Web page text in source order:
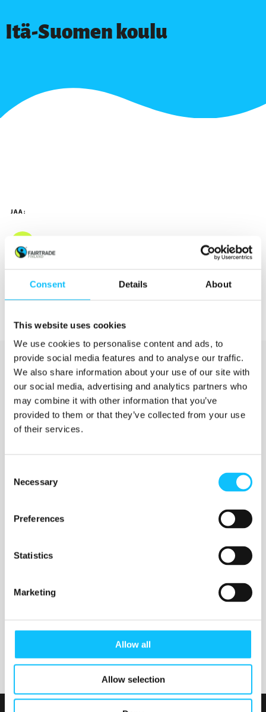
Consent Details About
This website uses cookies
We use cookies to personalise content and ads, to
provide social media features and to analyse our traffic.
We also share information about your use of our site with
our social media, advertising and analytics partners who
may combine it with other information that you’ve
provided to them or that they’ve collected from your use
of their services.
Selection
Necessary
Preferences
Statistics
Marketing
Allow all
Allow selection
Itä-Suomen koulu
JAA:
Katso myös
Jyväskylän ammattikorkeakoulu
Nurmijärven seurakunta